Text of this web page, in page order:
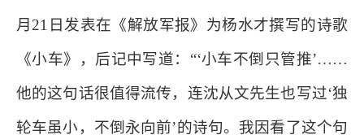
月21日发表在《解放军报》为杨水才撰写的诗歌
《小车》，后记中写道：“‘小车不倒只管推’……
他的这句话很值得流传，连沈从文先生也写过‘独
轮车虽小，不倒永向前’的诗句。我因看了这个句